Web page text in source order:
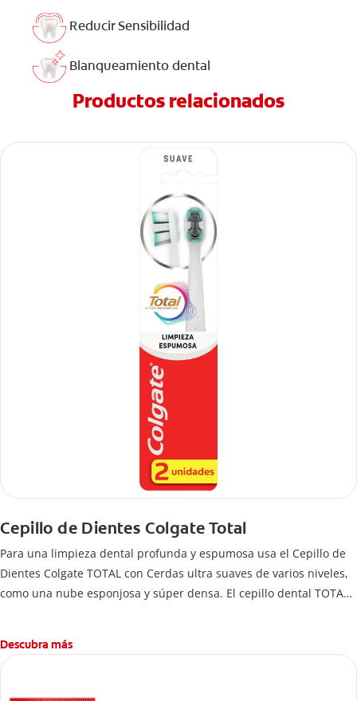
Reducir Sensibilidad
Blanqueamiento dental
Productos relacionados
Cepillo de Dientes Colgate Total
Para una limpieza dental profunda y espumosa usa el Cepillo de
Dientes Colgate TOTAL con Cerdas ultra suaves de varios niveles,
como una nube esponjosa y súper densa. El cepillo dental TOTAL
Descubra más